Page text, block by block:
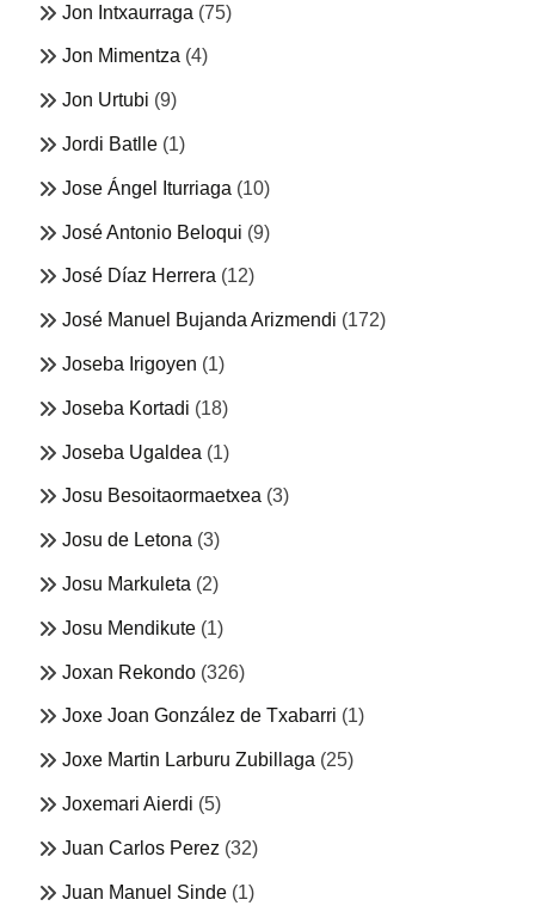
Jon Intxaurraga (75)
Jon Mimentza (4)
Jon Urtubi (9)
Jordi Batlle (1)
Jose Ángel Iturriaga (10)
José Antonio Beloqui (9)
José Díaz Herrera (12)
José Manuel Bujanda Arizmendi (172)
Joseba Irigoyen (1)
Joseba Kortadi (18)
Joseba Ugaldea (1)
Josu Besoitaormaetxea (3)
Josu de Letona (3)
Josu Markuleta (2)
Josu Mendikute (1)
Joxan Rekondo (326)
Joxe Joan González de Txabarri (1)
Joxe Martin Larburu Zubillaga (25)
Joxemari Aierdi (5)
Juan Carlos Perez (32)
Juan Manuel Sinde (1)